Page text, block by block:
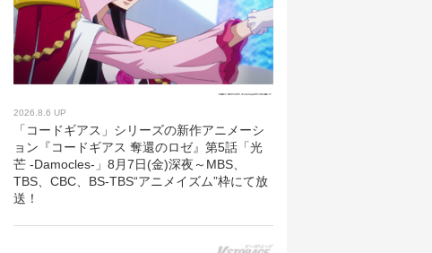
2026.8.6 UP
「コードギアス」シリーズの新作アニメーシ
ョン『コードギアス 奪還のロゼ』第5話「光
芒 -Damocles-」8月7日(金)深夜～MBS、
TBS、CBC、BS-TBS“アニメイズム”枠にて放
送！